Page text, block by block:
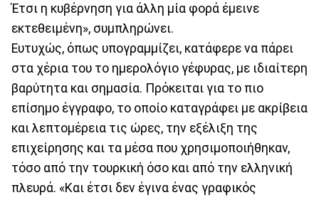
Έτσι η κυβέρνηση για άλλη μία φορά έμεινε
εκτεθειμένη», συμπληρώνει.
Ευτυχώς, όπως υπογραμμίζει, κατάφερε να πάρει
στα χέρια του το ημερολόγιο γέφυρας, με ιδιαίτερη
βαρύτητα και σημασία. Πρόκειται για το πιο
επίσημο έγγραφο, το οποίο καταγράφει με ακρίβεια
και λεπτομέρεια τις ώρες, την εξέλιξη της
επιχείρησης και τα μέσα που χρησιμοποιήθηκαν,
τόσο από την τουρκική όσο και από την ελληνική
πλευρά. «Και έτσι δεν έγινα ένας γραφικός